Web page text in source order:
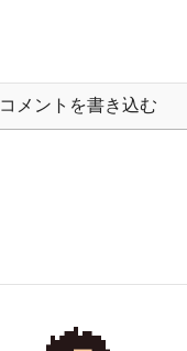
コメントを書き込む